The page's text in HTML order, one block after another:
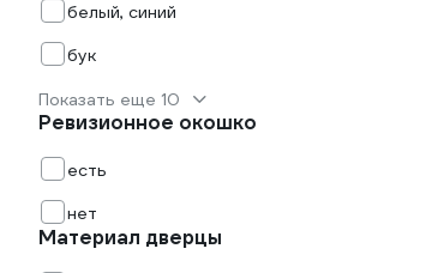
белый, синий
бук
Показать еще 10
Ревизионное окошко
есть
нет
Материал дверцы